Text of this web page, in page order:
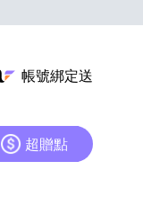
帳號綁定送
超贈點